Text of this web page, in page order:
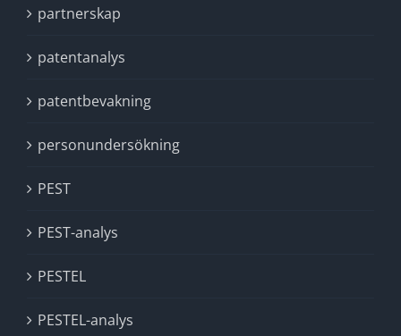
partnerskap
patentanalys
patentbevakning
personundersökning
PEST
PEST-analys
PESTEL
PESTEL-analys